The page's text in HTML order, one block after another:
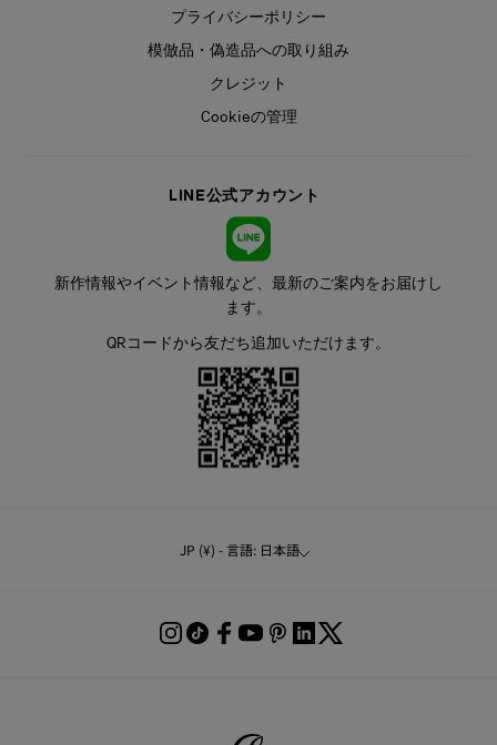
プライバシーポリシー
模倣品・偽造品への取り組み
クレジット
Cookieの管理
LINE公式アカウント
新作情報やイベント情報など、最新のご案内をお届けし
ます。
QRコードから友だち追加いただけます。
JP (¥) - 言語: 日本語